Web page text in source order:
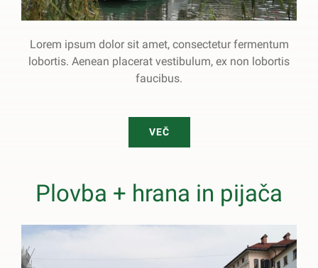
Lorem ipsum dolor sit amet, consectetur fermentum
lobortis. Aenean placerat vestibulum, ex non lobortis
faucibus.
VEČ
Plovba + hrana in pijača